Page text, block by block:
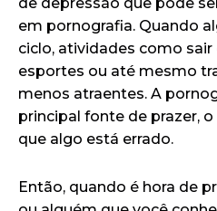
de depressão que pode
em pornografia. Quando
ciclo, atividades como
esportes ou até mesmo
menos atraentes. A
principal fonte de prazer,
que algo está errado.
Então, quando é hora de